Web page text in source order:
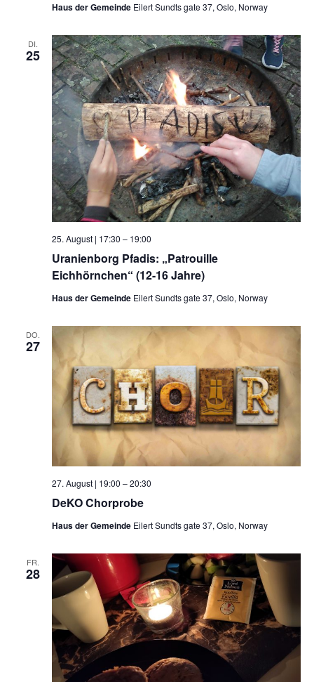
Haus der Gemeinde Eilert Sundts gate 37, Oslo, Norway
DI.
25
Uranienborg Pfadis: „Patrouille
Eichhörnchen“ (12-16 Jahre)
25. August | 17:30 – 19:00
Haus der Gemeinde Eilert Sundts gate 37, Oslo, Norway
DO.
27
DeKO Chorprobe
27. August | 19:00 –20:30
Haus der Gemeinde Eilert Sundts gate 37, Oslo, Norway
FR.
28